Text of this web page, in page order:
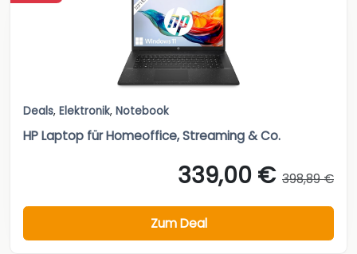
Deals, Elektronik, Notebook
HP Laptop für Homeoffice, Streaming & Co.
339,00 € 398,89 €
Zum Deal